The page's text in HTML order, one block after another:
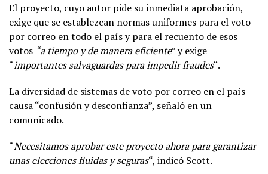
El proyecto, cuyo autor pide su inmediata aprobación,
exige que se establezcan normas uniformes para el voto
por correo en todo el país y para el recuento de esos
votos “a tiempo y de manera eficiente” y exige
“importantes salvaguardas para impedir fraudes“.
La diversidad de sistemas de voto por correo en el país
causa “confusión y desconfianza”, señaló en un
comunicado.
“Necesitamos aprobar este proyecto ahora para garantizar
unas elecciones fluidas y seguras“, indicó Scott.